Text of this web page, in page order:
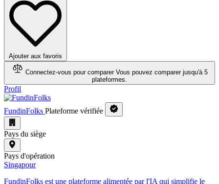
Ajouter aux favoris
Connectez-vous pour comparer Vous pouvez comparer jusqu'à 5
plateformes.
Profil
FundinFolks Plateforme vérifiée
Pays du siège
Pays d'opération
Singapour
FundinFolks est une plateforme alimentée par l'IA qui simplifie le